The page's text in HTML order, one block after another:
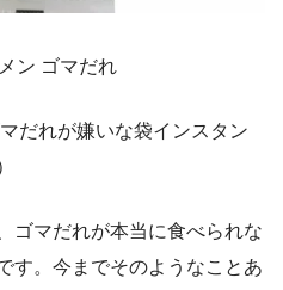
ン ゴマだれ
だれが嫌いな袋インスタン
ゴマだれが本当に食べられな
す。今までそのようなことあ